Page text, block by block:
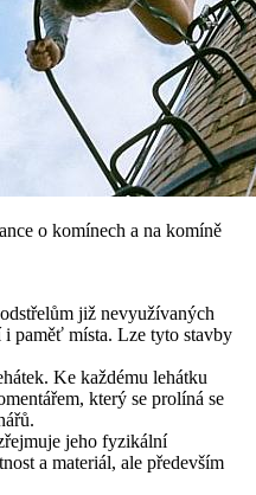
o komínech a na komíně
již nevyužívaných
paměť místa. Lze tyto stavby
Ke každému lehátku
který se prolíná se
jeho fyzikální
a materiál, ale především